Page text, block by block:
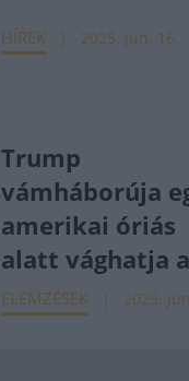
HÍREK 2025. jún. 16.
Trump
vámháborúja
amerikai óriás
alatt vághatja
ELEMZÉSEK 2025.